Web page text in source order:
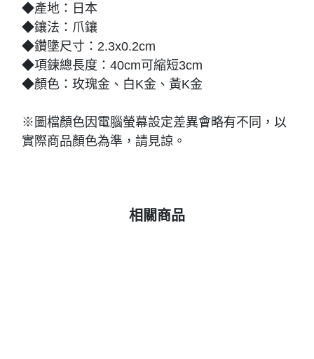
◆產地：日本
◆鑲法：爪鑲
◆鑽墬尺寸：2.3x0.2cm
◆項鍊總長度：40cm可縮短3cm
◆顏色：玫瑰金、白K金、黃K金
※圖檔顏色因電腦螢幕設定差異會略有不同，以
實際商品顏色為準，請見諒。
相關商品